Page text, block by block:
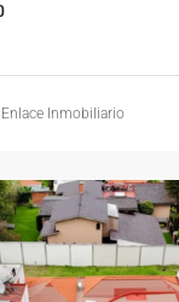
Inmobiliario